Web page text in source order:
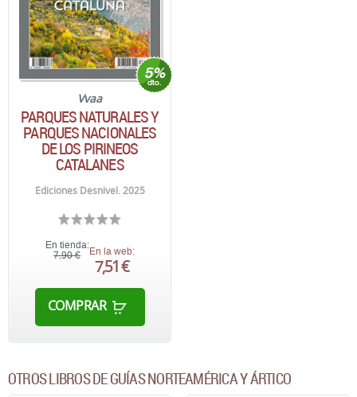
Vvaa
PARQUES NATURALES Y
PARQUES NACIONALES
DE LOS PIRINEOS
CATALANES
Ediciones Desnivel. 2025
En tienda:
7,90 €
En la web:
7,51 €
COMPRAR
OTROS LIBROS DE GUÍAS NORTEAMÉRICA Y ÁRTICO